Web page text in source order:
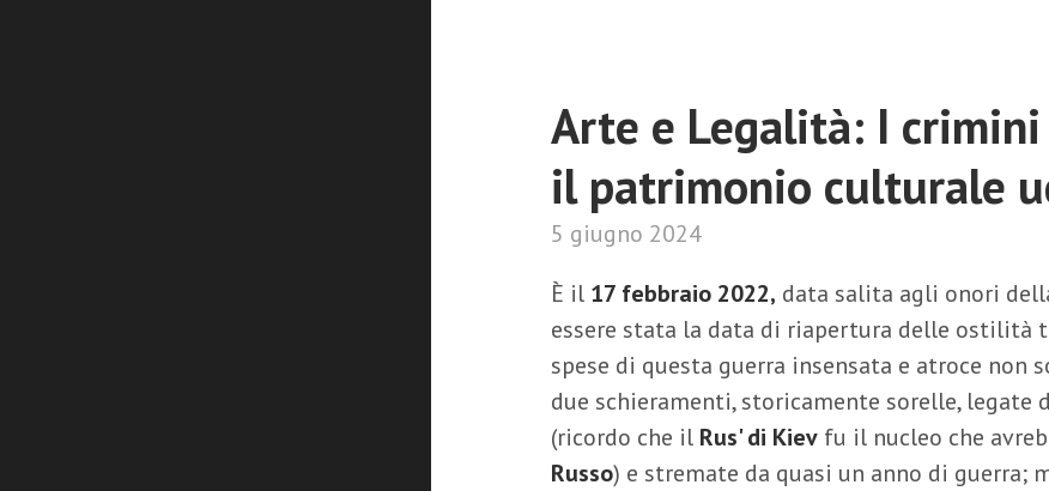
Arte e Legalità: I
il patrimonio culturale
5 giugno 2024
È il 17 febbraio 2022, data salita agli onori
essere stata la data di riapertura delle ostilità
spese di questa guerra insensata e atroce non
due schieramenti, storicamente sorelle,
(ricordo che il Rus' di Kiev fu il nucleo che
Russo) e stremate da quasi un anno di guerra;